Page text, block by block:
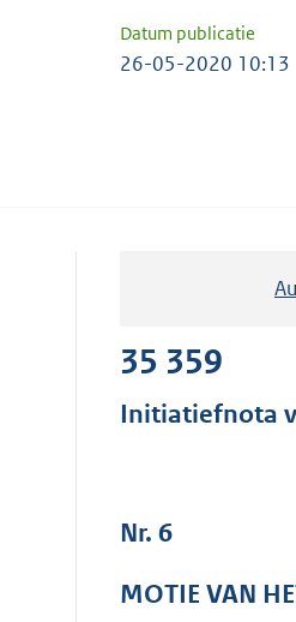
Datum publicatie
26-05-2020 10:13
35 359
Initiatiefnota
Nr. 6
MOTIE VAN